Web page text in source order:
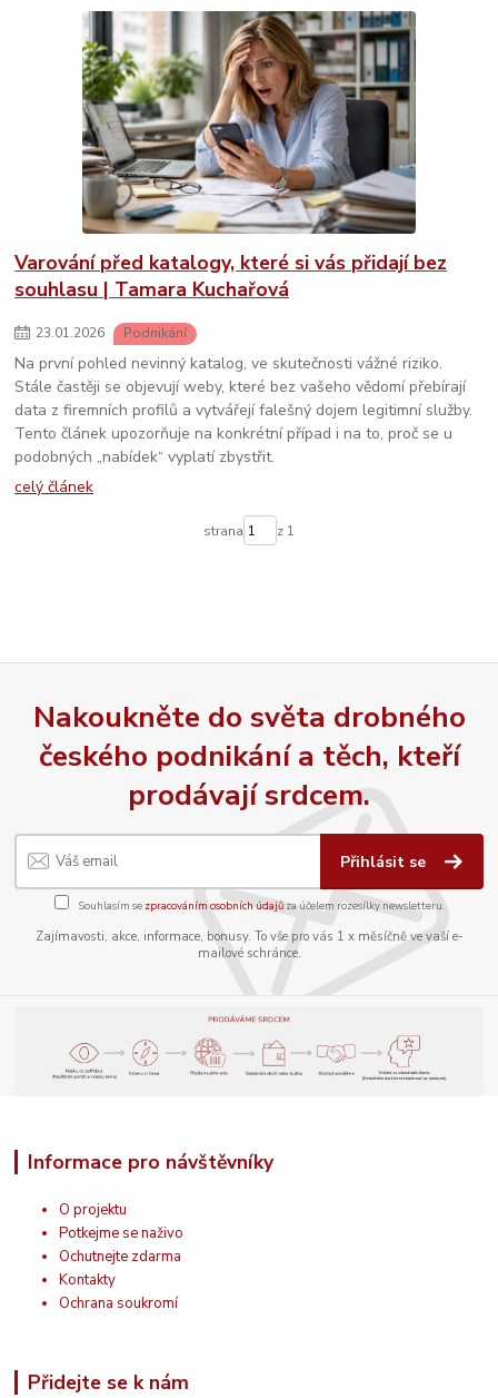
Varování před katalogy, které si vás přidají bez
souhlasu | Tamara Kuchařová
23.01.2026 Podnikání
Na první pohled nevinný katalog, ve skutečnosti vážné riziko.
Stále častěji se objevují weby, které bez vašeho vědomí přebírají
data z firemních profilů a vytvářejí falešný dojem legitimní služby.
Tento článek upozorňuje na konkrétní případ i na to, proč se u
podobných „nabídek“ vyplatí zbystřit.
celý článek
strana z 1
Nakoukněte do světa drobného
českého podnikání a těch, kteří
prodávají srdcem.
Přihlásit se
Souhlasím se zpracováním osobních údajůza účelem rozesílky newsletteru.
Zajímavosti, akce, informace, bonusy. To vše pro vás 1 x měsíčně ve vaší e-
mailové schránce.
Informace pro návštěvníky
O projektu
Potkejme se naživo
Ochutnejte zdarma
Kontakty
Ochrana soukromí
Přidejte se k nám